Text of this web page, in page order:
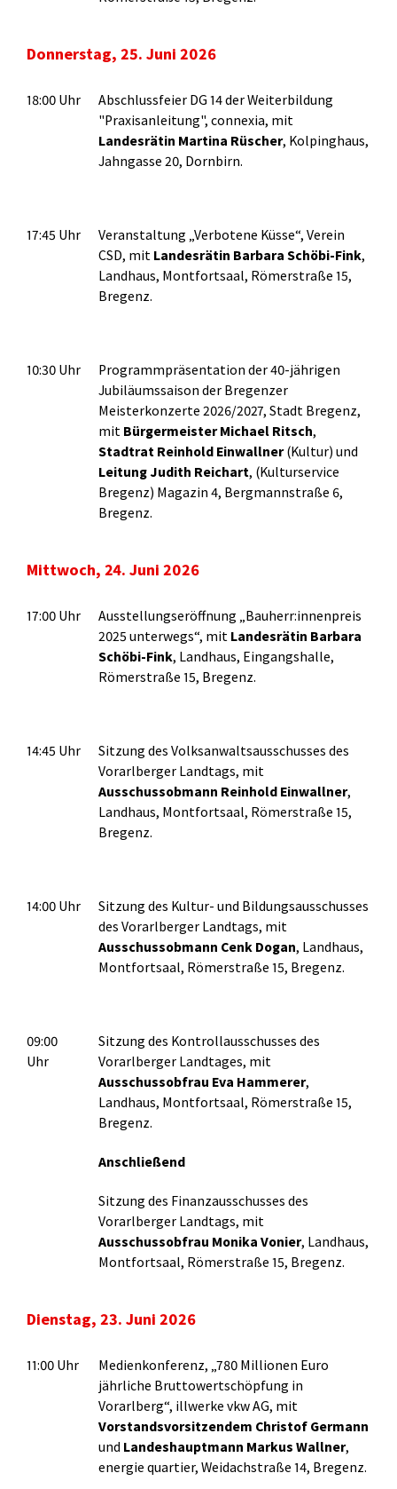
Donnerstag, 25. Juni 2026
18:00 Uhr
Abschlussfeier DG 14 der Weiterbildung
"Praxisanleitung", connexia, mit
Landesrätin Martina Rüscher, Kolpinghaus,
Jahngasse 20, Dornbirn.
17:45 Uhr
Veranstaltung „Verbotene Küsse“, Verein
CSD, mit Landesrätin Barbara Schöbi-Fink,
Landhaus, Montfortsaal, Römerstraße 15,
Bregenz.
10:30 Uhr
Programmpräsentation der 40-jährigen
Jubiläumssaison der Bregenzer
Meisterkonzerte 2026/2027, Stadt Bregenz,
mit Bürgermeister Michael Ritsch,
Stadtrat Reinhold Einwallner(Kultur) und
Leitung Judith Reichart, (Kulturservice
Bregenz) Magazin 4, Bergmannstraße 6,
Bregenz.
Mittwoch, 24. Juni 2026
17:00 Uhr
Ausstellungseröffnung „Bauherr:innenpreis
2025 unterwegs“, mit Landesrätin Barbara
Schöbi-Fink, Landhaus, Eingangshalle,
Römerstraße 15, Bregenz.
14:45 Uhr
Sitzung des Volksanwaltsausschusses des
Vorarlberger Landtags, mit
Ausschussobmann Reinhold Einwallner,
Landhaus, Montfortsaal, Römerstraße 15,
Bregenz.
14:00 Uhr
Sitzung des Kultur- und Bildungsausschusses
des Vorarlberger Landtags, mit
Ausschussobmann Cenk Dogan, Landhaus,
Montfortsaal, Römerstraße 15, Bregenz.
09:00
Uhr
Sitzung des Kontrollausschusses des
Vorarlberger Landtages, mit
Ausschussobfrau Eva Hammerer,
Landhaus, Montfortsaal, Römerstraße 15,
Bregenz.
Anschließend
Sitzung des Finanzausschusses des
Vorarlberger Landtags, mit
Ausschussobfrau Monika Vonier, Landhaus,
Montfortsaal, Römerstraße 15, Bregenz.
Dienstag, 23. Juni 2026
11:00 Uhr
Medienkonferenz, „780 Millionen Euro
jährliche Bruttowertschöpfung in
Vorarlberg“, illwerke vkw AG, mit
Vorstandsvorsitzendem Christof Germann
und Landeshauptmann Markus Wallner,
energie quartier, Weidachstraße 14, Bregenz.